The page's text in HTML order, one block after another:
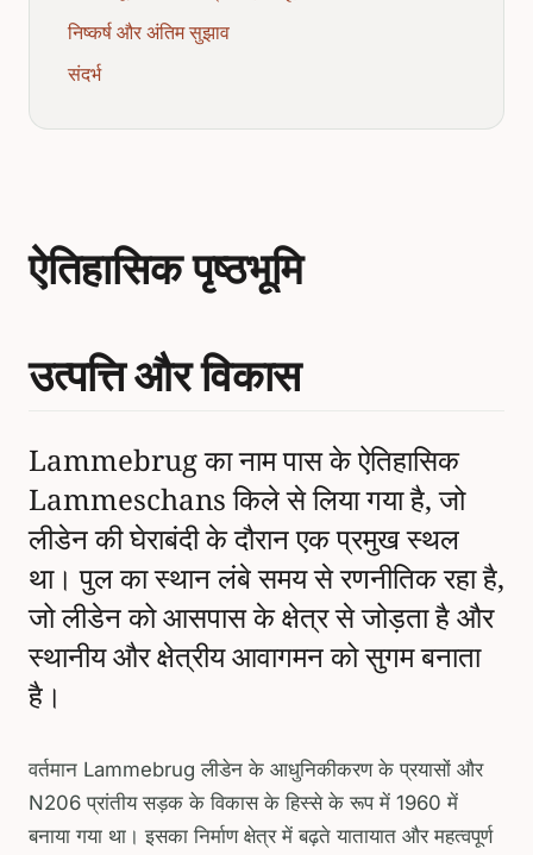
निष्कर्ष और अंतिम सुझाव
संदर्भ
ऐतिहासिक पृष्ठभूमि
उत्पत्ति और विकास
Lammebrug का नाम पास के ऐतिहासिक
Lammeschans किले से लिया गया है, जो
लीडेन की घेराबंदी के दौरान एक प्रमुख स्थल
था। पुल का स्थान लंबे समय से रणनीतिक रहा है,
जो लीडेन को आसपास के क्षेत्र से जोड़ता है और
स्थानीय और क्षेत्रीय आवागमन को सुगम बनाता
है।
वर्तमान Lammebrug लीडेन के आधुनिकीकरण के प्रयासों और
N206 प्रांतीय सड़क के विकास के हिस्से के रूप में 1960 में
बनाया गया था। इसका निर्माण क्षेत्र में बढ़ते यातायात और महत्वपूर्ण